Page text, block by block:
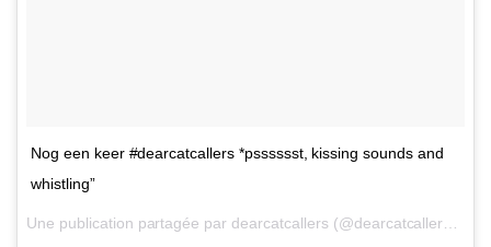
Nog een keer #dearcatcallers *psssssst, kissing sounds and
whistling”
Une publication partagée par dearcatcallers (@dearcatcallers) le